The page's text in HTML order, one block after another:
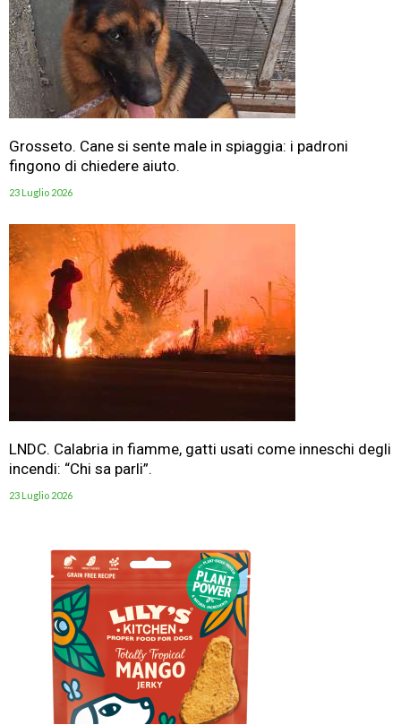
Grosseto. Cane si sente male in spiaggia: i padroni
fingono di chiedere aiuto.
23 Luglio 2026
LNDC. Calabria in fiamme, gatti usati come inneschi degli
incendi: “Chi sa parli”.
23 Luglio 2026